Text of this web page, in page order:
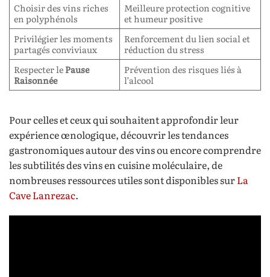
Choisir des vins riches
en polyphénols
Meilleure protection cognitive
et humeur positive
Privilégier les moments
partagés conviviaux
Renforcement du lien social et
réduction du stress
Respecter lePause
Raisonnée
Prévention des risques liés à
l’alcool
Pour celles et ceux qui souhaitent approfondir leur
expérience œnologique, découvrir les tendances
gastronomiques autour des vins ou encore comprendre
les subtilités des vins en cuisine moléculaire, de
nombreuses ressources utiles sont disponibles surLa
Cave Lanrezac.